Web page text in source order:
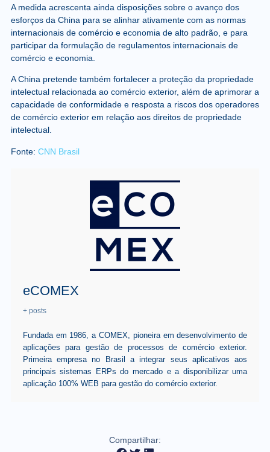
A medida acrescenta ainda disposições sobre o avanço dos
esforços da China para se alinhar ativamente com as normas
internacionais de comércio e economia de alto padrão, e para
participar da formulação de regulamentos internacionais de
comércio e economia.
A China pretende também fortalecer a proteção da propriedade
intelectual relacionada ao comércio exterior, além de aprimorar a
capacidade de conformidade e resposta a riscos dos operadores
de comércio exterior em relação aos direitos de propriedade
intelectual.
Fonte: CNN Brasil
eCOMEX
+ posts
Fundada em 1986, a COMEX, pioneira em desenvolvimento de
aplicações para gestão de processos de comércio exterior.
Primeira empresa no Brasil a integrar seus aplicativos aos
principais sistemas ERPs do mercado e a disponibilizar uma
aplicação 100% WEB para gestão do comércio exterior.
Compartilhar: